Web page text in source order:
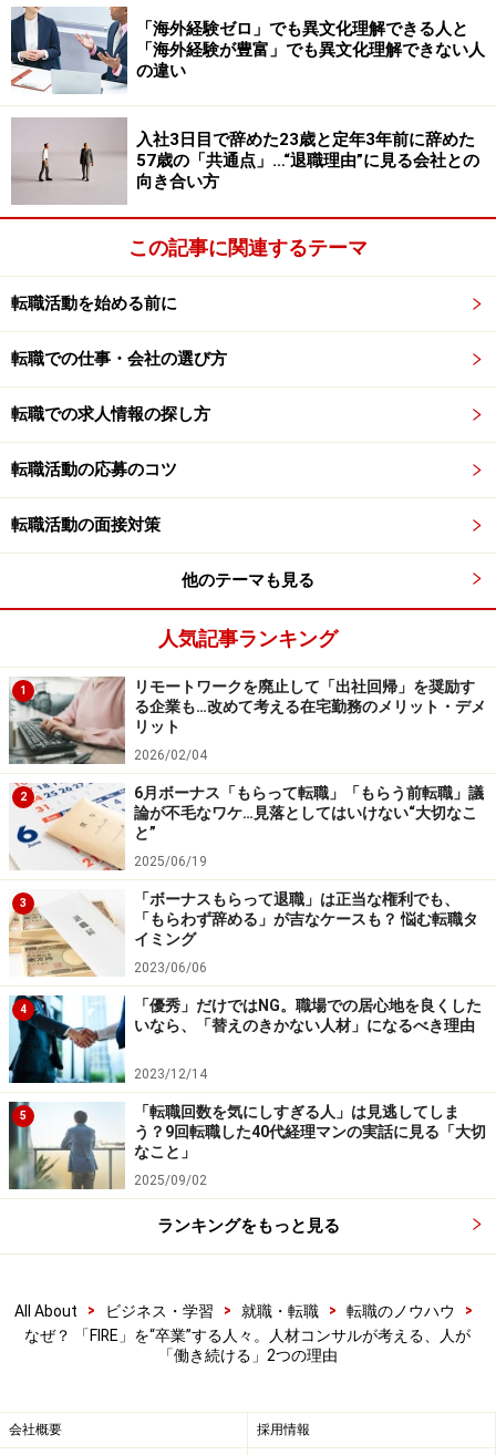
富な仕事のできる上司や先輩でも、やる気のある部下や
若い世代によって助けられ、業務への負担が軽減される
こともある。
人は人を育てることや人に育てられることに高い関心を
持つものであり、働くモチベーションのひとつとしてい
る場合も多いのだ。
働き続ける理由（2）「他者からの承認」
「お金」「管理の関係」の次に、仕事から得られるもの
として考えられるのは、他者からの「承認」である。
なぜ働くのかという問いに、生活のためにお金を稼ぐ必
要があるからと、答える人がいる。これは真実をついて
おり、仕事はボランティアではない。給料の対価として
労働力を提供しているわけだ。
一方で、このように答える人の多くも、お金のために働
いているから、どんな仕事でもいいと割り切っているわ
けではない。むしろこのタイプの人の方が、仕事にやり
がいを強く求めたり、承認要求が強かったりする傾向も
見られる。
人から承認してもらいたいという願望は自然であり、特
にいい仕事をしているならば、それは承認されるべきも
のでもある。職場の人間関係に悩みがある人の場合、同
僚や上司からの承認が足りないことが原因となっている
ことも多い。逆に、日頃から仕事への感謝を互いに伝え
る企業風土のある会社であれば、社員の承認要求はそれ
ほど強まらない。
仕事を通じた「承認」が、社会の一員としての自己の存
在承認にもつながり、生きていることへの漠然とした不
安感解消の助けになっていることもあるのだ。
仕事は本来、人のため、社会のためになる
営みである
ここまで見てきたように、人間が働くことで得られる対
ところに帰結すると考えられる。
を通して生きていることを実感する、それを働き続ける
「海外経験ゼロ」でも異文化理解できる人と
「海外経験が豊富」でも異文化理解できない人
の違い
入社3日目で辞めた23歳と定年3年前に辞めた
57歳の「共通点」…“退職理由”に見る会社との
向き合い方
この記事に関連するテーマ
転職活動を始める前に
転職での仕事・会社の選び方
転職での求人情報の探し方
転職活動の応募のコツ
転職活動の面接対策
他のテーマも見る
人気記事ランキング
1
リモートワークを廃止して「出社回帰」を奨励す
る企業も…改めて考える在宅勤務のメリット・デメ
リット
2026/02/04
2
6月ボーナス「もらって転職」「もらう前転職」議
論が不毛なワケ…見落としてはいけない“大切なこ
と”
2025/06/19
3
「ボーナスもらって退職」は正当な権利でも、
「もらわず辞める」が吉なケースも？ 悩む転職タ
イミング
2023/06/06
4
「優秀」だけではNG。職場での居心地を良くした
いなら、「替えのきかない人材」になるべき理由
2023/12/14
5
「転職回数を気にしすぎる人」は見逃してしま
う？9回転職した40代経理マンの実話に見る「大切
なこと」
2025/09/02
ランキングをもっと見る
All About > ビジネス・学習 > 就職・転職 > 転職のノウハウ
>
なぜ？ 「FIRE」を“卒業”する人々。人材コンサルが考える、人が
「働き続ける」2つの理由
会社概要 採用情報